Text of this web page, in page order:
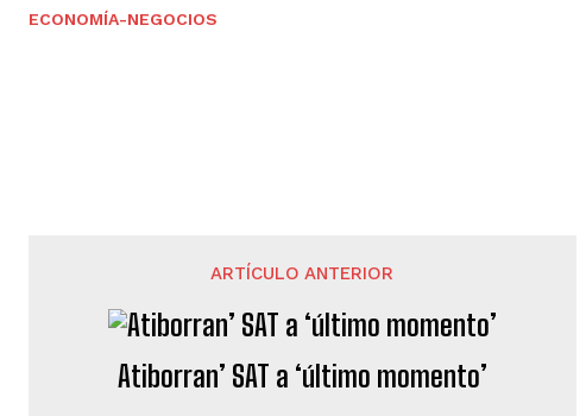
ECONOMÍA-NEGOCIOS
ARTÍCULO ANTERIOR
Atiborran’ SAT a ‘último momento’